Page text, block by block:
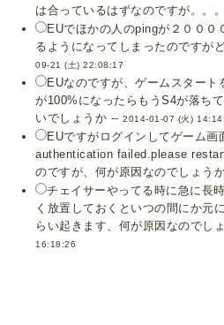
は合っているはずなのですが。。
EUでほかの人のpingが２０００
るようになってしまったのですが
09-21 (土) 22:08:17
EUなのですが、ゲームスター
が100%になったらもうS4が落ち
いでしょうか --2014-01-07 (火)
EUですがログインしてゲーム画
authentication failed.please
のですが、何が原因なのでしょう
チェイサーやってる時に急に長
く放置しておくといつの間にか元
らい起きます、何が原因なのでし
16:18:26